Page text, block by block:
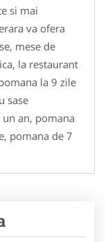
si mai
va ofera
mese de
la restaurant
la 9 zile
sase
an, pomana
pomana de 7